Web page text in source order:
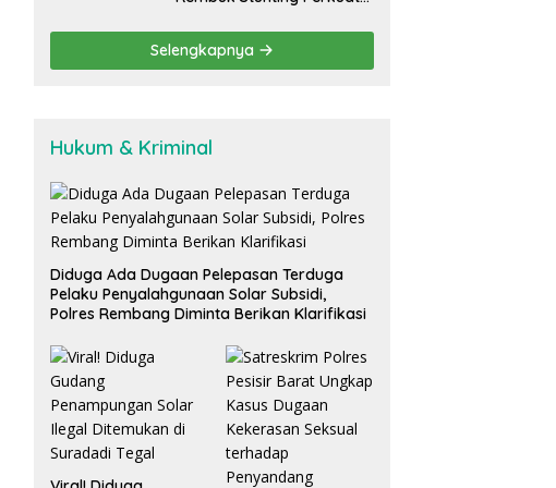
Stunting, Dan Salurkan
BLT-DD Tahap Kedua
Selengkapnya
Hukum & Kriminal
Diduga Ada Dugaan Pelepasan Terduga
Pelaku Penyalahgunaan Solar Subsidi,
Polres Rembang Diminta Berikan Klarifikasi